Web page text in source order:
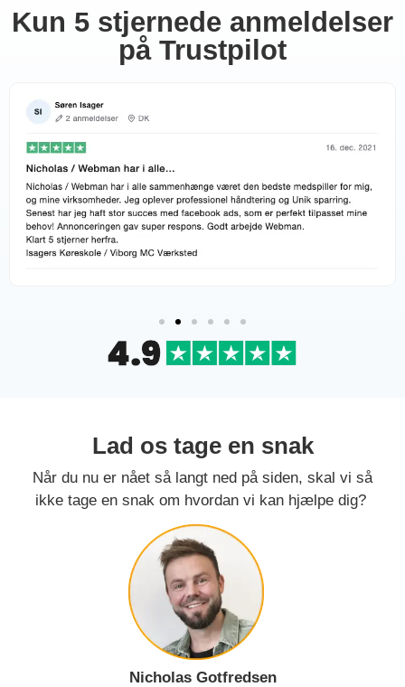
Kun 5 stjernede anmeldelser
på Trustpilot
Lad os tage en snak
Når du nu er nået så langt ned på siden, skal vi så
ikke tage en snak om hvordan vi kan hjælpe dig?
Nicholas Gotfredsen